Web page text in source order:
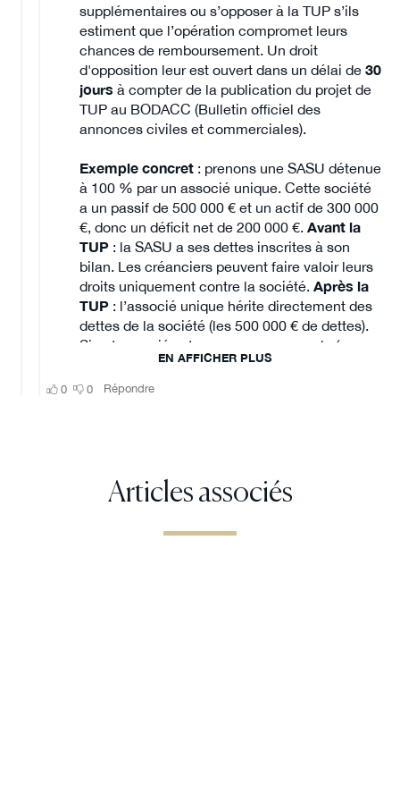
Articles associés